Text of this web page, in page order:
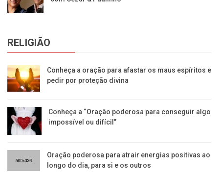
RELIGIÃO
Conheça a oração para afastar os maus espíritos e
pedir por proteção divina
Conheça a “Oração poderosa para conseguir algo
impossível ou difícil”
Oração poderosa para atrair energias positivas ao
longo do dia, para si e os outros